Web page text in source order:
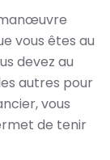
vous êtes au
devez au
autres pour
vous
de tenir